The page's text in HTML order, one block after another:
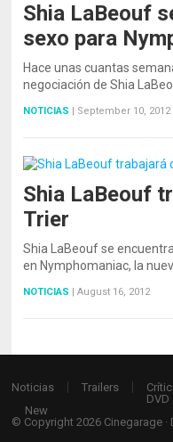
Shia LaBeouf
sexo para
Hace unas cuantas
negociación de Shia
NOTICIAS | September 10, 2012
Shia LaBeouf
Trier
Shia LaBeouf se
en Nymphomaniac, la
NOTICIAS | August 16, 2012
Noticias Trailers
DVD
New
© Copyright 2026 Cinegarage